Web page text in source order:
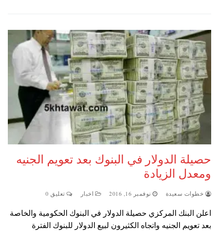
حصيلة الدولار في البنوك بعد تعويم الجنيه
ومعدل الزيادة
خطوات سعيدة نوفمبر 16, 2016 اخبار تعليق 0
اعلن البنك المركزي حصيلة الدولار في البنوك الحكومية والخاصة
بعد تعويم الجنيه واتجاه الكثيرون لبيع الدولار للبنوك الفترة